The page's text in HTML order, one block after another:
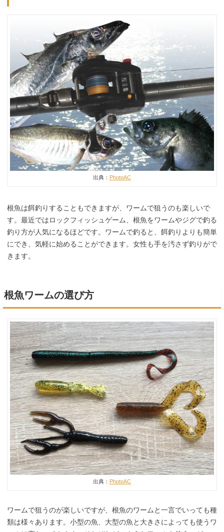
出典： PhotoAC
根魚は餌釣りすることもできますが、ワームで狙うのも楽しいで
す。最近ではロックフィッシュゲーム、根魚をワームやジグで釣る
釣り方が人気になるほどです。ワームで釣ると、餌釣りよりも簡単
にでき、気軽に始めることができます。女性も手を汚さず釣りがで
きます。
根魚ワームの選び方
出典： PhotoAC
ワームで狙うのが楽しいですが、根魚のワームと一言でいっても種
類は様々あります。小型の魚、大型の魚と大きさによっても使うワ